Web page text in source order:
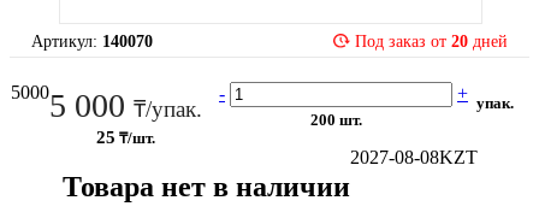
Артикул: 140070 Под заказ от 20 дней
50005 000 ₸/упак.
25 ₸/шт.
- +
200 шт.
упак.
Товара нет в наличии
2027-08-08KZT